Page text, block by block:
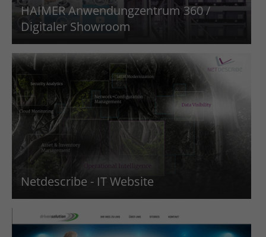
HAIMER Anwendungzentrum 360 /
Digitaler Showroom
Netdescribe - IT Website